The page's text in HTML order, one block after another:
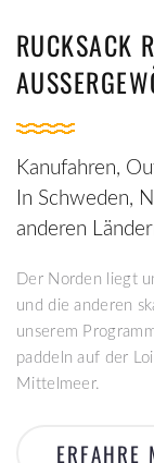
RUCKSACK
Kanufahren,
In Schweden,
anderen
Der Norden liegt
und die anderen
unserem
paddeln auf der
Mittelmeer.
ERFAHRE